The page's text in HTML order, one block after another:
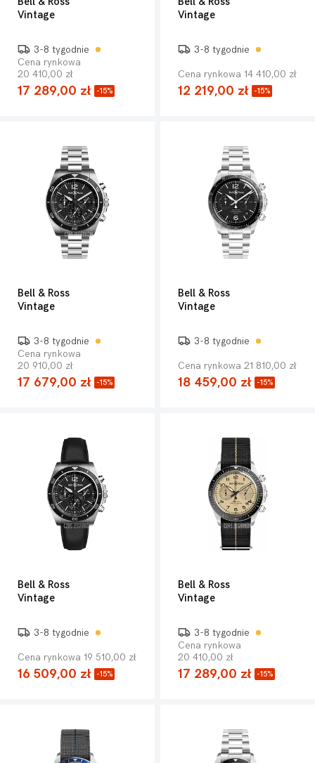
Vintage
3-8 tygodnie
Cena rynkowa
20 410,00 zł
17 289,00 zł -15%
Vintage
3-8 tygodnie
Cena rynkowa 14 410,00 zł
12 219,00 zł -15%
Bell & Ross
Vintage
3-8 tygodnie
Cena rynkowa
20 910,00 zł
17 679,00 zł -15%
Bell & Ross
Vintage
3-8 tygodnie
Cena rynkowa 21 810,00 zł
18 459,00 zł -15%
Bell & Ross
Vintage
3-8 tygodnie
Cena rynkowa 19 510,00 zł
16 509,00 zł -15%
Bell & Ross
Vintage
3-8 tygodnie
Cena rynkowa
20 410,00 zł
17 289,00 zł -15%